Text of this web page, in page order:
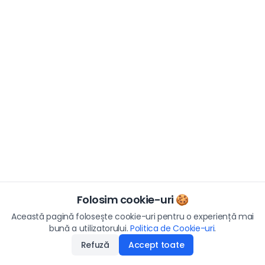
Folosim cookie-uri 🍪
Această pagină folosește cookie-uri pentru o experiență mai
bună a utilizatorului. Politica de Cookie-uri.
Refuză
Accept toate